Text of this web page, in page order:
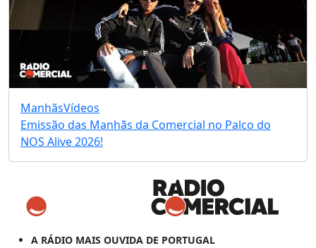
ManhãsVídeos
Emissão das Manhãs da Comercial no Palco do
NOS Alive 2026!
A RÁDIO MAIS OUVIDA DE PORTUGAL